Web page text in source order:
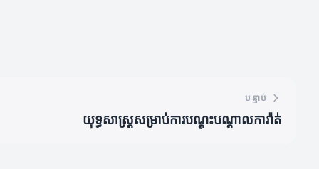
បន្ទាប់
យុទ្ធសាស្ត្រ​សម្រាប់​ការបណ្ដុះបណ្ដាល​ការ៉ាត់